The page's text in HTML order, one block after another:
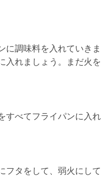
に調味料を入れていき
入れましょう。まだ火
すべてフライパンに入
フタをして、弱火にし